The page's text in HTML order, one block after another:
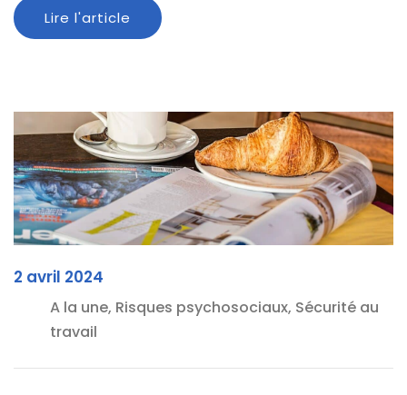
Lire l'article
2 avril 2024
A la une, Risques psychosociaux, Sécurité au
travail